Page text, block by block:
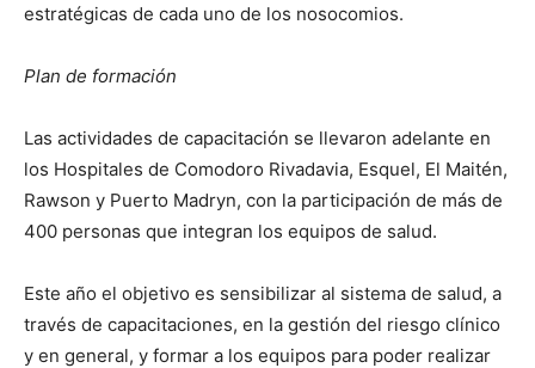
estratégicas de cada uno de los nosocomios.
Plan de formación
Las actividades de capacitación se llevaron adelante en
los Hospitales de Comodoro Rivadavia, Esquel, El Maitén,
Rawson y Puerto Madryn, con la participación de más de
400 personas que integran los equipos de salud.
Este año el objetivo es sensibilizar al sistema de salud, a
través de capacitaciones, en la gestión del riesgo clínico
y en general, y formar a los equipos para poder realizar